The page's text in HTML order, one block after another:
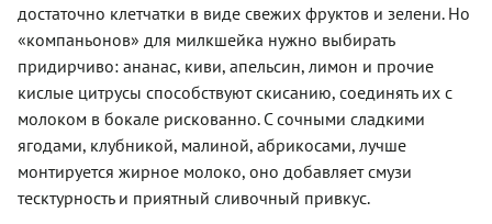
достаточно клетчатки в виде свежих фруктов и зелени. Но
«компаньонов» для милкшейка нужно выбирать
придирчиво: ананас, киви, апельсин, лимон и прочие
кислые цитрусы способствуют скисанию, соединять их с
молоком в бокале рискованно. С сочными сладкими
ягодами, клубникой, малиной, абрикосами, лучше
монтируется жирное молоко, оно добавляет смузи
тесктурность и приятный сливочный привкус.